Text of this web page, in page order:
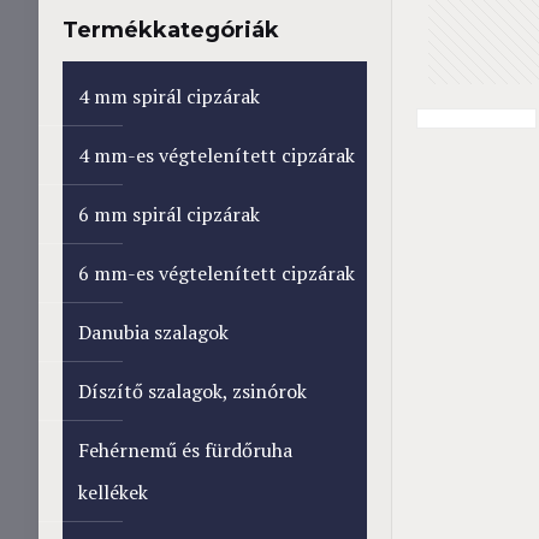
Termékkategóriák
4 mm spirál cipzárak
4 mm-es végtelenített cipzárak
6 mm spirál cipzárak
6 mm-es végtelenített cipzárak
Danubia szalagok
Díszítő szalagok, zsinórok
Fehérnemű és fürdőruha
kellékek